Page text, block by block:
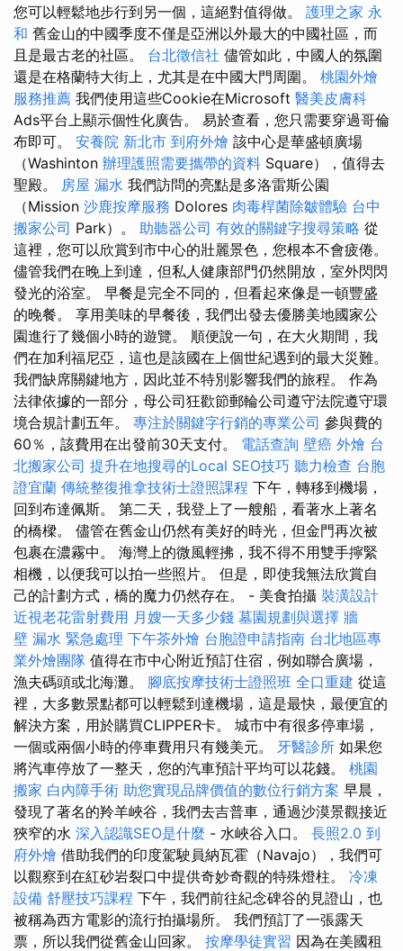
您可以輕鬆地步行到另一個，這絕對值得做。 護理之家 永
和 舊金山的中國季度不僅是亞洲以外最大的中國社區，而
且是最古老的社區。 台北徵信社 儘管如此，中國人的氛圍
還是在格蘭特大街上，尤其是在中國大門周圍。 桃園外燴
服務推薦 我們使用這些Cookie在Microsoft 醫美皮膚科
Ads平台上顯示個性化廣告。 易於查看，您只需要穿過哥倫
布即可。 安養院 新北市 到府外燴 該中心是華盛頓廣場
（Washinton 辦理護照需要攜帶的資料 Square），值得去
聖殿。 房屋 漏水 我們訪問的亮點是多洛雷斯公園
（Mission 沙鹿按摩服務 Dolores 肉毒桿菌除皺體驗 台中
搬家公司 Park）。 助聽器公司 有效的關鍵字搜尋策略 從
這裡，您可以欣賞到市中心的壯麗景色，您根本不會疲倦。
儘管我們在晚上到達，但私人健康部門仍然開放，室外閃閃
發光的浴室。 早餐是完全不同的，但看起來像是一頓豐盛
的晚餐。 享用美味的早餐後，我們出發去優勝美地國家公
園進行了幾個小時的遊覽。 順便說一句，在大火期間，我
們在加利福尼亞，這也是該國在上個世紀遇到的最大災難。
我們缺席關鍵地方，因此並不特別影響我們的旅程。 作為
法律依據的一部分，母公司狂歡節郵輪​​公司遵守法院遵守環
境合規計劃五年。 專注於關鍵字行銷的專業公司 參與費的
60％，該費用在出發前30天支付。 電話查詢 壁癌 外燴 台
北搬家公司 提升在地搜尋的Local SEO技巧 聽力檢查 台胞
證宜蘭 傳統整復推拿技術士證照課程 下午，轉移到機場，
回到布達佩斯。 第二天，我登上了一艘船，看著水上著名
的橋樑。 儘管在舊金山仍然有美好的時光，但金門再次被
包裹在濃霧中。 海灣上的微風輕拂，我不得不用雙手擰緊
相機，以便我可以拍一些照片。 但是，即使我無法欣賞自
己的計劃方式，橋的魔力仍然存在。 - 美食拍攝 裝潢設計
近視老花雷射費用 月嫂一天多少錢 墓園規劃與選擇 牆
壁 漏水 緊急處理 下午茶外燴 台胞證申請指南 台北地區專
業外燴團隊 值得在市中心附近預訂住宿，例如聯合廣場，
漁夫碼頭或北海灘。 腳底按摩技術士證照班 全口重建 從這
裡，大多數景點都可以輕鬆到達機場，這是最快，最便宜的
解決方案，用於購買CLIPPER卡。 城市中有很多停車場，
一個或兩個小時的停車費用只有幾美元。 牙醫診所 如果您
將汽車停放了一整天，您的汽車預計平均可以花錢。 桃園
搬家 白內障手術 助您實現品牌價值的數位行銷方案 早晨，
發現了著名的羚羊峽谷，我們去吉普車，通過沙漠景觀接近
狹窄的水 深入認識SEO是什麼 - 水峽谷入口。 長照2.0 到
府外燴 借助我們的印度駕駛員納瓦霍（Navajo），我們可
以觀察到在紅砂岩裂口中提供奇妙奇觀的特殊燈柱。 冷凍
設備 舒壓技巧課程 下午，我們前往紀念碑谷的見證山，也
被稱為西方電影的流行拍攝場所。 我們預訂了一張露天
票，所以我們從舊金山回家。 按摩學徒實習 因為在美國租